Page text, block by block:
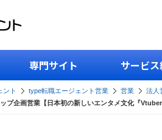
専門サイト サービ
ント type転職エージェント営業 営業 法人
ップ企画営業【日本初の新しいエンタメ文化『